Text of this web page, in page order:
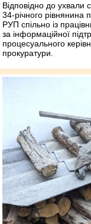
Відповідно до ухвали
34-річного рівнянина
РУП спільно із
за інформаційної
процесуального
прокуратури.